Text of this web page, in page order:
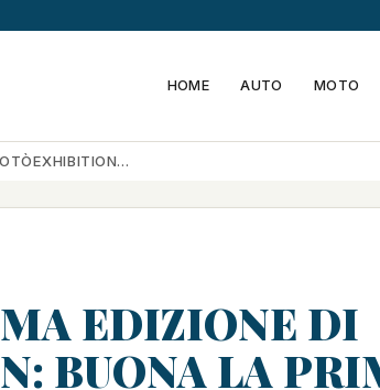
HOME AUTO MOTO
EDIZIONE DI
BUONA LA